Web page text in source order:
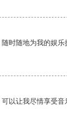
时随地为我的娱乐
以让我尽情享受音